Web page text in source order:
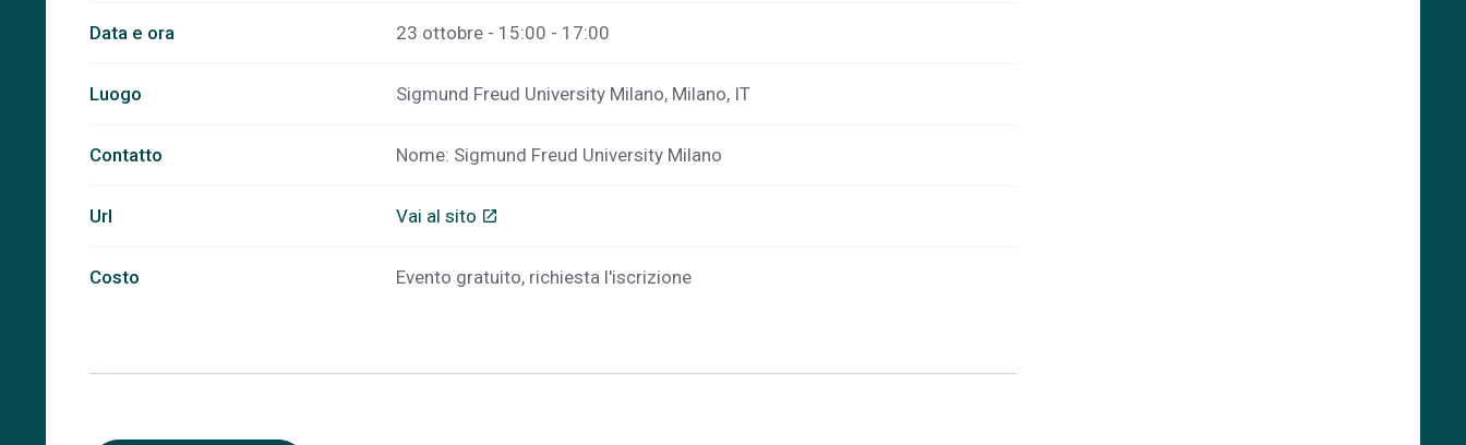
Data e ora 23 ottobre - 15:00 - 17:00
Luogo Sigmund Freud University Milano, Milano, IT
Contatto Nome: Sigmund Freud University Milano
Url Vai al sito open_in_new
Costo Evento gratuito, richiesta l'iscrizione